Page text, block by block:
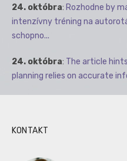
24. októbra: Rozhodne by
intenzívny tréning na
schopno...
24. októbra: The article
planning relies on accurate
KONTAKT